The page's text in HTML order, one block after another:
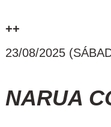
++
23/08/2025
NARUA